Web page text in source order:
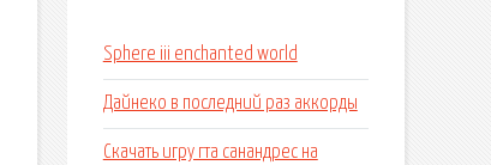
Sphere iii enchanted world
Дайнеко в последний раз аккорды
Скачать игру гта санандрес на